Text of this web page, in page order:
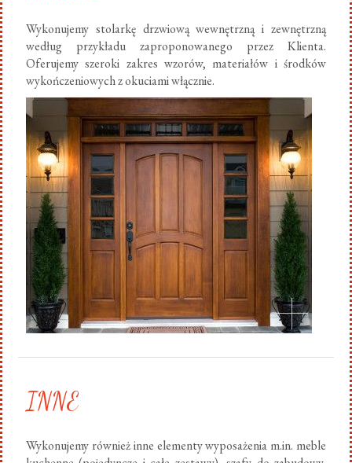
Wykonujemy stolarkę drzwiową wewnętrzną i zewnętrzną
według przykładu zaproponowanego przez Klienta.
Oferujemy szeroki zakres wzorów, materiałów i środków
wykończeniowych z okuciami włącznie.
INNE
Wykonujemy również inne elementy wyposażenia m.in. meble
.